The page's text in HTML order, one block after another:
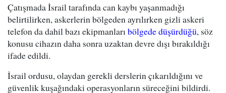
Çatışmada İsrail tarafında can kaybı yaşanmadığı
belirtilirken, askerlerin bölgeden ayrılırken gizli askeri
telefon da dahil bazı ekipmanlarıbölgede düşürdüğü, söz
konusu cihazın daha sonra uzaktan devre dışı bırakıldığı
ifade edildi.
İsrail ordusu, olaydan gerekli derslerin çıkarıldığını ve
güvenlik kuşağındaki operasyonların süreceğini bildirdi.